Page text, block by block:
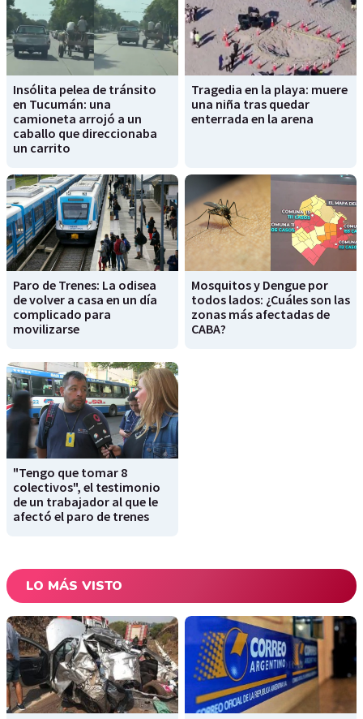
Insólita pelea de tránsito
en Tucumán: una
camioneta arrojó a un
caballo que direccionaba
un carrito
Tragedia en la playa: muere
una niña tras quedar
enterrada en la arena
Paro de Trenes: La odisea
de volver a casa en un día
complicado para
movilizarse
Mosquitos y Dengue por
todos lados: ¿Cuáles son las
zonas más afectadas de
CABA?
"Tengo que tomar 8
colectivos", el testimonio
de un trabajador al que le
afectó el paro de trenes
LO MÁS VISTO